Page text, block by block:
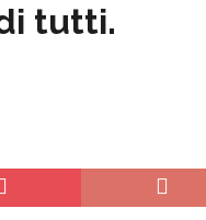
tutti.